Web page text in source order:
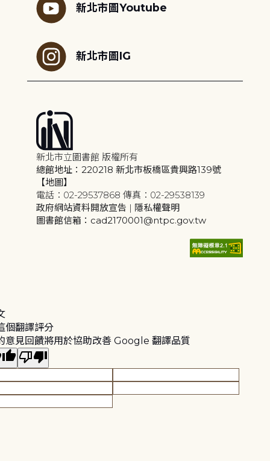
新北市圖Youtube
新北市圖IG
新北市立圖書館 版權所有
總館地址：220218 新北市板橋區貴興路139號
【地圖】
電話：02-29537868 傳真：02-29538139
政府網站資料開放宣告 | 隱私權聲明
圖書館信箱：cad2170001@ntpc.gov.tw
個翻譯評分
意見回饋將用於協助改善 Google 翻譯品質